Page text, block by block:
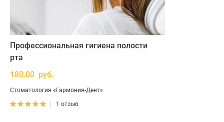
Профессиональная гигиена полости
рта
180.00 руб.
Стоматология «Гармония-Дент»
1 отзыв